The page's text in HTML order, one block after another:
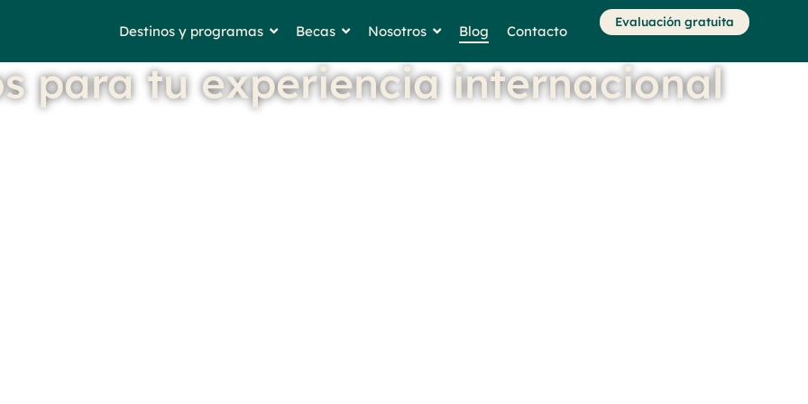
Destinos y programas Becas Nosotros Blog Contacto
Evaluación gratuita
para tu experiencia internacional